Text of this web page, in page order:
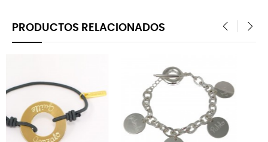
PRODUCTOS RELACIONADOS